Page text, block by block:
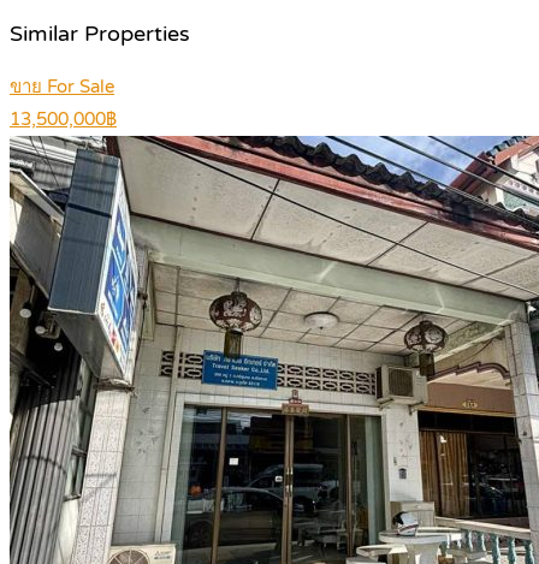
Similar Properties
ขาย For Sale
13,500,000฿